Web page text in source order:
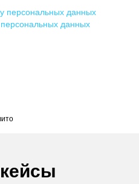
персональных данных
данных